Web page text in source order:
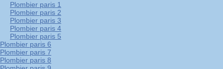
Plombier paris 1
Plombier paris 2
Plombier paris 3
Plombier paris 4
Plombier paris 5
Plombier paris 6
Plombier paris 7
Plombier paris 8